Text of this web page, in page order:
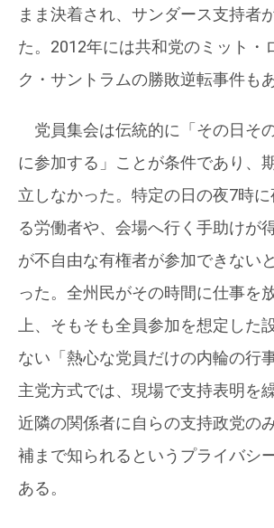
まま決着され、サンダース支持者
た。2012年には共和党のミット・
ク・サントラムの勝敗逆転事件もあ
党員集会は伝統的に「その日そ
に参加する」ことが条件であり、
立しなかった。特定の日の夜7時
る労働者や、会場へ行く手助けが
が不自由な有権者が参加できない
った。全州民がその時間に仕事を
上、そもそも全員参加を想定した
ない「熱心な党員だけの内輪の行
主党方式では、現場で支持表明を
近隣の関係者に自らの支持政党の
補まで知られるというプライバシ
ある。